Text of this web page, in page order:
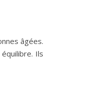
âgées.
Ils